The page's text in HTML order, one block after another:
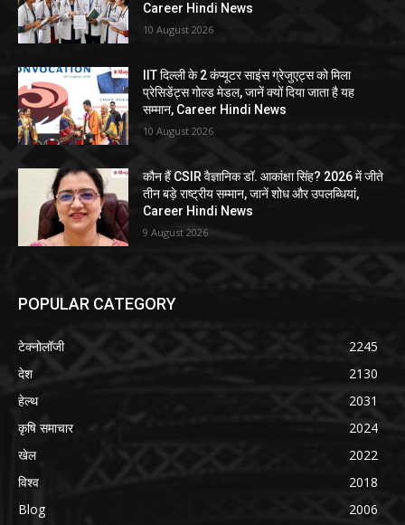
Career Hindi News
10 August 2026
IIT दिल्ली के 2 कंप्यूटर साइंस ग्रेजुएट्स को मिला
प्रेसिडेंट्स गोल्ड मेडल, जानें क्यों दिया जाता है यह
सम्मान, Career Hindi News
10 August 2026
कौन हैं CSIR वैज्ञानिक डॉ. आकांक्षा सिंह? 2026 में जीते
तीन बड़े राष्ट्रीय सम्मान, जानें शोध और उपलब्धियां,
Career Hindi News
9 August 2026
POPULAR CATEGORY
टेक्नोलॉजी
2245
देश
2130
हेल्थ
2031
कृषि समाचार
2024
खेल
2022
विश्व
2018
Blog
2006